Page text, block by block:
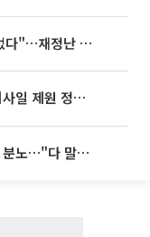
추미애 "복지가 아니라 도민이 늘었다"…재정난 책임론 정면돌파
정밀분석 중"
박문성, 축구협회 '성 접대' 보도에 분노…"다 말아먹으려고 작정했나"